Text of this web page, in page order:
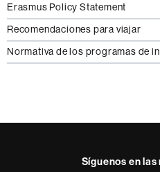
Erasmus Policy Statement
Recomendaciones para viajar
Normativa de los programas de
Síguenos en